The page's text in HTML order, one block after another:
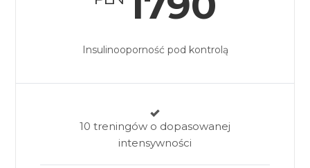
Insulinooporność pod kontrolą
10 treningów o dopasowanej
intensywności